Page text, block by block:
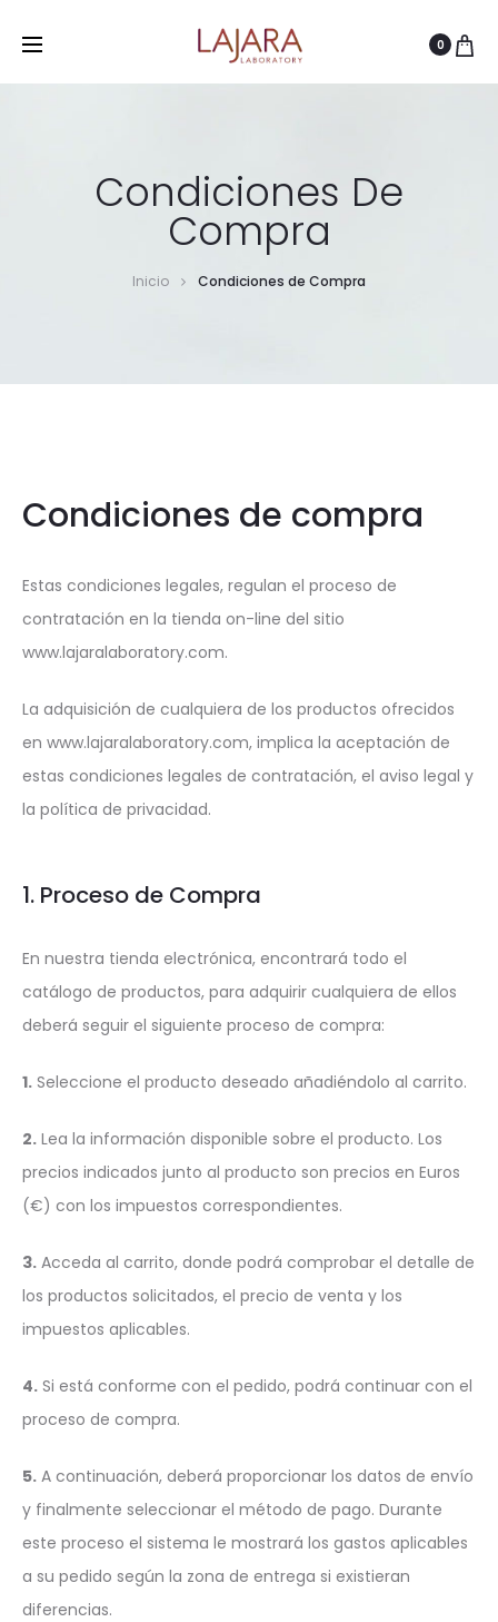
0
Condiciones De
Compra
Inicio Condiciones de Compra
Condiciones de compra
Estas condiciones legales, regulan el proceso de
contratación en la tienda on-line del sitio
www.lajaralaboratory.com.
La adquisición de cualquiera de los productos ofrecidos
en www.lajaralaboratory.com, implica la aceptación de
estas condiciones legales de contratación, el aviso legal y
la política de privacidad.
1. Proceso de Compra
En nuestra tienda electrónica, encontrará todo el
catálogo de productos, para adquirir cualquiera de ellos
deberá seguir el siguiente proceso de compra:
1. Seleccione el producto deseado añadiéndolo al carrito.
2. Lea la información disponible sobre el producto. Los
precios indicados junto al producto son precios en Euros
(€) con los impuestos correspondientes.
3. Acceda al carrito, donde podrá comprobar el detalle de
los productos solicitados, el precio de venta y los
impuestos aplicables.
4. Si está conforme con el pedido, podrá continuar con el
proceso de compra.
5. A continuación, deberá proporcionar los datos de envío
y finalmente seleccionar el método de pago. Durante
este proceso el sistema le mostrará los gastos aplicables
a su pedido según la zona de entrega si existieran
diferencias.